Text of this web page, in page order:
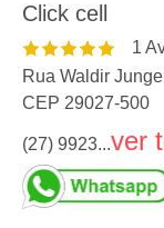
Click cell
1
Rua Waldir
CEP 29027-500
(27) 9923...ver